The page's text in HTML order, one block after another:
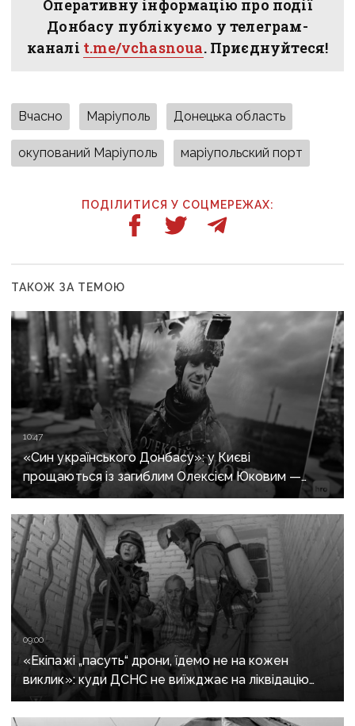
Оперативну інформацію про події
Донбасу публікуємо у телеграм-
каналі t.me/vchasnoua. Приєднуйтеся!
Вчасно Маріуполь Донецька область
окупований Маріуполь маріупольский порт
ПОДІЛИТИСЯ У СОЦМЕРЕЖАХ:
ТАКОЖ ЗА ТЕМОЮ
10:47
«Син українського Донбасу»: у Києві
прощаються із загиблим Олексієм Юковим —
пошуковцем загону «Плацдарм»
09:00
«Екіпажі „пасуть“ дрони, їдемо не на кожен
виклик»: куди ДСНС не виїжджає на ліквідацію
надзвичайних ситуацій у Краматорську
та Слов’янську